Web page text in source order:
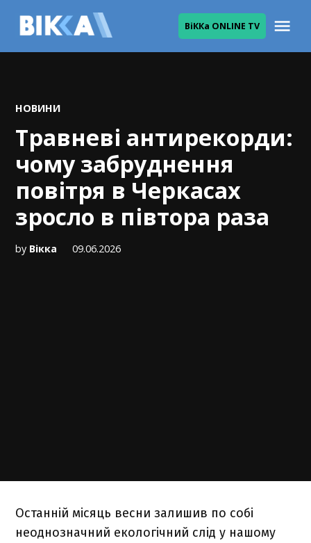
ВіККа ONLINE TV
POSTED
НОВИНИ
Травневі антирекорди:
чому забруднення
повітря в Черкасах
зросло в півтора раза
by Вікка 09.06.2026
Останній місяць весни залишив по собі
неоднозначний екологічний слід у нашому